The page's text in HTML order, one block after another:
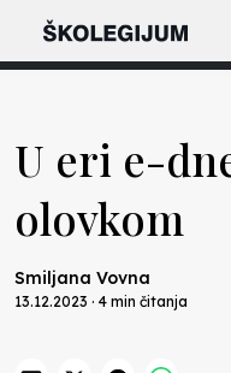
U eri e-
olovkom
Smiljana Vovna
13.12.2023 · 4 min čitanja